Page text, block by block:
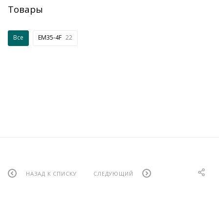
Товары
Все EM35-4F 22
НАЗАД К СПИСКУ СЛЕДУЮЩИЙ